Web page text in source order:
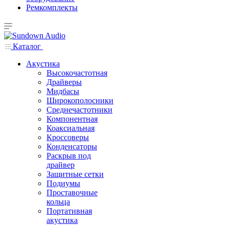
Ремкомплекты
Каталог
Акустика
Высокочастотная
Драйверы
Мидбасы
Широкополосники
Среднечастотники
Компонентная
Коаксиальная
Кроссоверы
Конденсаторы
Раскрыв под
драйвер
Защитные сетки
Подиумы
Проставочные
кольца
Портативная
акустика